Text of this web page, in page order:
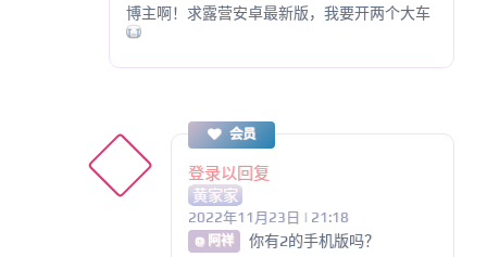
博主啊！求露营安卓最新版，我要开两个大车
会员
登录以回复
黄家家
2022年11月23日 | 21:18
@ 阿祥 你有2的手机版吗？